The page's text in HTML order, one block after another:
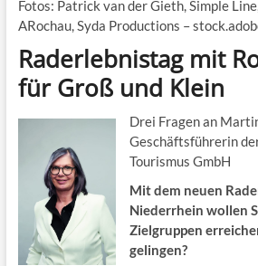
Fotos: Patrick van der Gieth, Simple
ARochau, Syda Productions –
Raderlebnistag mit
für Groß und Klein
Drei Fragen an
Geschäftsführerin
Tourismus GmbH
Mit dem neuen
Niederrhein wollen
Zielgruppen
gelingen?